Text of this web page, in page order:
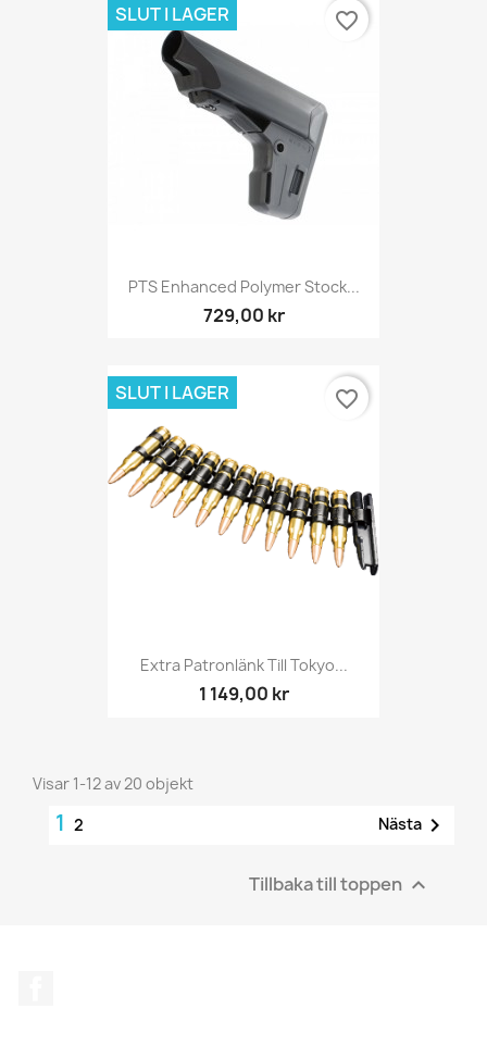
PTS Enhanced Polymer Stock...
729,00 kr
SLUT I LAGER favorite_border
Extra Patronlänk Till Tokyo...
1 149,00 kr
SLUT I LAGER favorite_border
Visar 1-12 av 20 objekt
1 2 Nästa 
Tillbaka till toppen 